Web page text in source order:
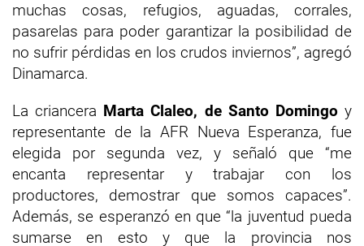
muchas cosas, refugios, aguadas, corrales,
pasarelas para poder garantizar la posibilidad de
no sufrir pérdidas en los crudos inviernos”, agregó
Dinamarca.
La criancera Marta Claleo, de Santo Domingoy
representante de la AFR Nueva Esperanza, fue
elegida por segunda vez, y señaló que “me
encanta representar y trabajar con los
productores, demostrar que somos capaces”.
Además, se esperanzó en que “la juventud pueda
sumarse en esto y que la provincia nos